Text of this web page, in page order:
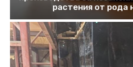
растения от рода